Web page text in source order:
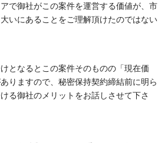
で御社がこの案件を運営する価値が、市
いにあることをご理解頂けたのではない
となるとこの案件そのものの「現在価
りますので、秘密保持契約締結前に明ら
る御社のメリットをお話しさせて下さ